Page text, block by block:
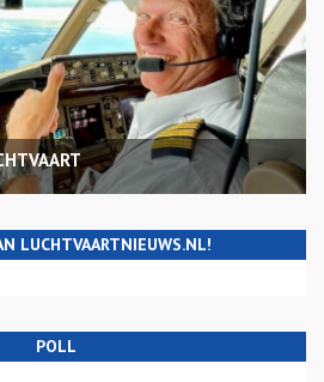
LUCHTVAARTNIEUWS.NL!
POLL